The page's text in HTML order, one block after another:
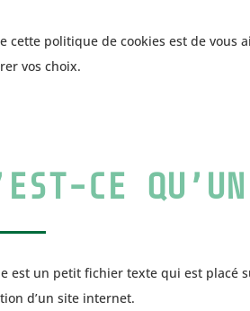
cette politique de cookies est de
vos choix.
CE
est un petit fichier texte qui est placé
d’un site internet.